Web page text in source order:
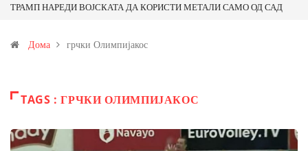
ТРАМП НАРЕДИ ВОЈСКАТА ДА КОРИСТИ МЕТАЛИ САМО ОД САД
Иловица и со антимонот?
Дома грчки Олимпијакос
TAGS : ГРЧКИ ОЛИМПИЈАКОС